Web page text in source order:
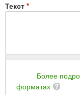
Текст *
Более
форматах